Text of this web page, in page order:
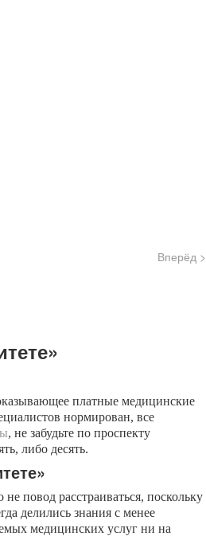
Вперёд >
платные медицинские
нормирован, все
, не забудьте по проспекту
либо десять.
повод расстраиваться, поскольку
делились знания с менее
медицинских услуг ни на